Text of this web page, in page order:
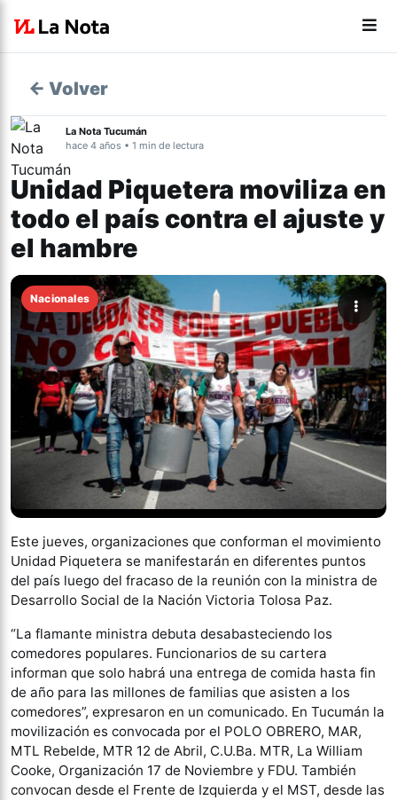
← Volver
La Nota Tucumán
hace 4 años • 1 min de lectura
Unidad Piquetera moviliza en
todo el país contra el ajuste y
el hambre
Nacionales
Este jueves, organizaciones que conforman el movimiento
Unidad Piquetera se manifestarán en diferentes puntos
del país luego del fracaso de la reunión con la ministra de
Desarrollo Social de la Nación Victoria Tolosa Paz.
“La flamante ministra debuta desabasteciendo los
comedores populares. Funcionarios de su cartera
informan que solo habrá una entrega de comida hasta fin
de año para las millones de familias que asisten a los
comedores”, expresaron en un comunicado. En Tucumán la
movilización es convocada por el POLO OBRERO, MAR,
MTL Rebelde, MTR 12 de Abril, C.U.Ba. MTR, La William
Cooke, Organización 17 de Noviembre y FDU. También
convocan desde el Frente de Izquierda y el MST, desde las